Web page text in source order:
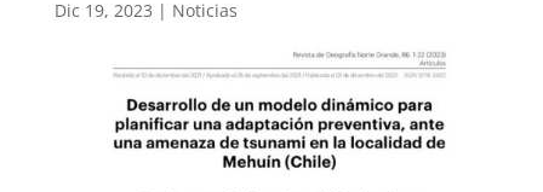
Dic 19, 2023 | Noticias